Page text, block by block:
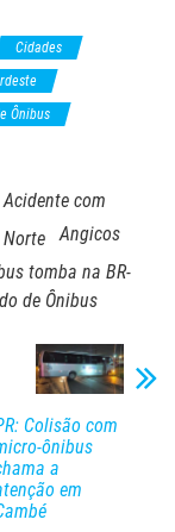
Cidades
Ônibus
Acidente com
Norte
Angicos
tomba na BR-
de Ônibus
Colisão com
ônibus
a
em